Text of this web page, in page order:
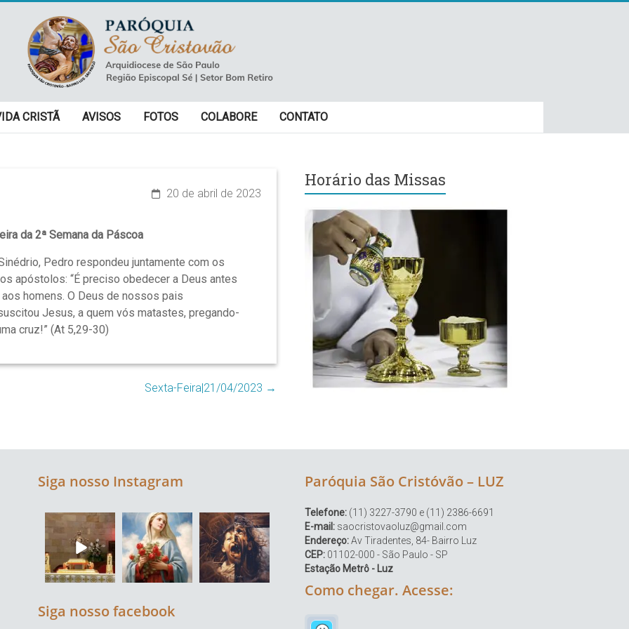
CRISTÃ AVISOS FOTOS COLABORE CONTATO
20 de abril de 2023
da 2ª Semana da Páscoa
Pedro respondeu juntamente com os
apóstolos: “É preciso obedecer a Deus antes
homens. O Deus de nossos pais
Jesus, a quem vós matastes, pregando-
cruz!” (At 5,29-30)
Sexta-Feira|21/04/2023 →
Horário das Missas
Siga nosso Instagram
Siga nosso facebook
Paróquia São Cristóvão – LUZ
Telefone: (11) 3227-3790 e (11) 2386-6691
E-mail: saocristovaoluz@gmail.com
Endereço:Av Tiradentes, 84- Bairro Luz
CEP: 01102-000 - São Paulo - SP
Estação Metrô - Luz
Como chegar. Acesse: